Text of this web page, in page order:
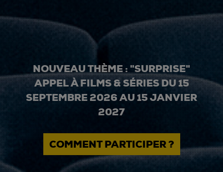
NOUVEAU THÈME : "SURPRISE"
APPEL À FILMS & SÉRIES DU 15
SEPTEMBRE 2026 AU 15 JANVIER
2027
COMMENT PARTICIPER ?